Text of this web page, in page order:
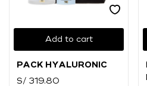
Add to cart
PACK HYALURONIC
S/ 319.80